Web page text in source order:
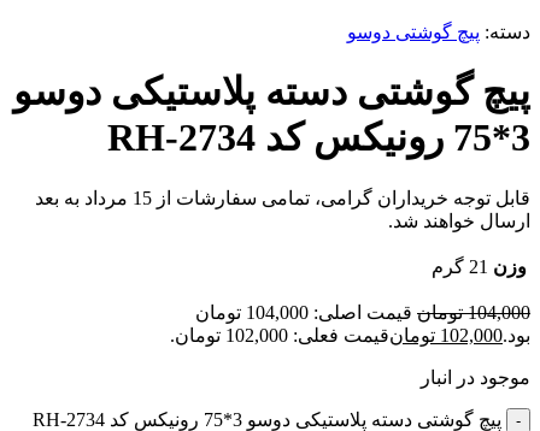
دسته: پیچ گوشتی دوسو
پیچ گوشتی دسته پلاستیکی دوسو
3*75 رونیکس کد RH-2734
قابل توجه خریداران گرامی، تمامی سفارشات از 15 مرداد به بعد
ارسال خواهند شد.
وزن 21 گرم
104,000 تومان
قیمت اصلی: 104,000 تومان
بود.102,000 تومانقیمت فعلی: 102,000 تومان.
موجود در انبار
پیچ گوشتی دسته پلاستیکی دوسو 3*75 رونیکس کد RH-2734